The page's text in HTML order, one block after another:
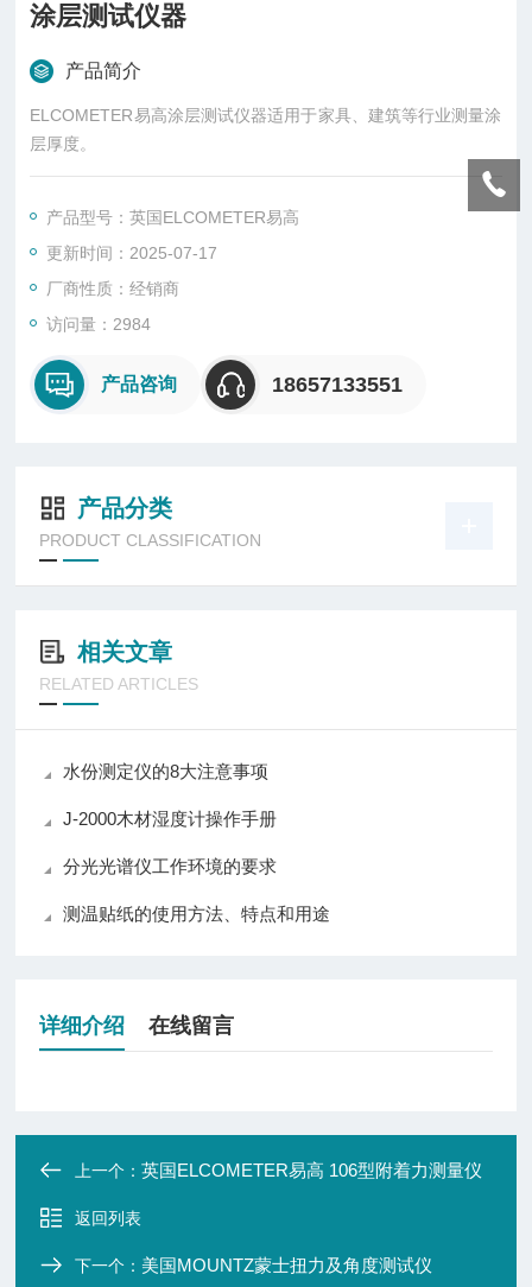
涂层测试仪器
产品简介
ELCOMETER易高涂层测试仪器适用于家具、建筑等行业测量涂
层厚度。
产品型号：英国ELCOMETER易高
更新时间：2025-07-17
厂商性质：经销商
访问量：2984
产品咨询 18657133551
产品分类
PRODUCT CLASSIFICATION
相关文章
RELATED ARTICLES
水份测定仪的8大注意事项
J-2000木材湿度计操作手册
分光光谱仪工作环境的要求
测温贴纸的使用方法、特点和用途
详细介绍 在线留言
上一个：英国ELCOMETER易高 106型附着力测量仪
返回列表
下一个： 美国MOUNTZ蒙士扭力及角度测试仪